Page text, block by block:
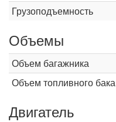
Грузоподъемность
Объемы
Объем багажника
Объем топливного бака
Двигатель